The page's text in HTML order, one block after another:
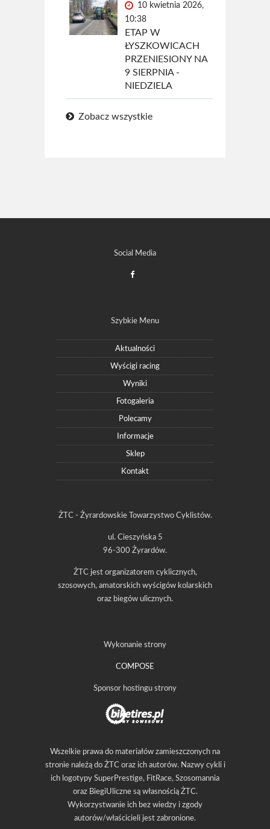
10 kwietnia 2026,
10:38
ETAP W
ŁYSZKOWICACH
PRZENIESIONY NA
9 SIERPNIA -
NIEDZIELA
Zobacz wszystkie
Social Media
Szybkie Menu
Aktualności
Wyścigi racing
Wyniki
Fotogaleria
Polecamy
Informacje
Sklep
Kontakt
ŻTC - Żyrardowskie Towarzystwo Cyklistów.
ul. Cieszyńska 5
96-300 Żyrardów.
ŻTC jest organizatorem cyklicznych,
szosowych, amatorskich wyścigów kolarskich
oraz biegów ulicznych.
Wykonanie strony
COMPOSE
Sponsor hostingu strony
Wszelkie prawa do materiałów zamieszczonych na
stronie należą do ŻTC oraz ich autorów. Nazwy cykli i
ich logotypy SuperPrestige, FitRace, Szosomannia
oraz BiegiUliczne są własnością ŻTC.
Wykorzystwanie ich bez wiedzy i zgody
autorów/właścicieli jest zabronione.